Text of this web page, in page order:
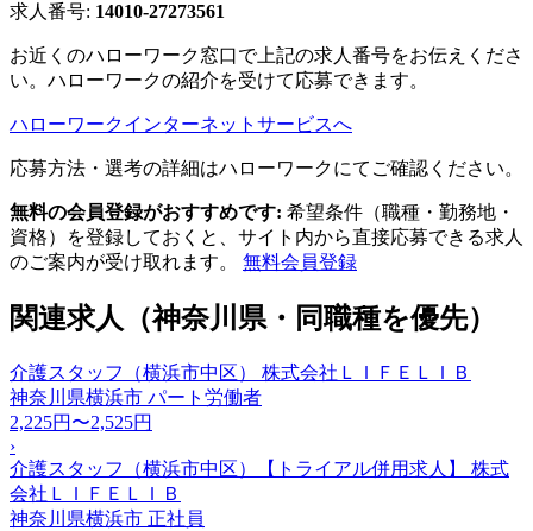
求人番号: 14010-27273561
お近くのハローワーク窓口で上記の求人番号をお伝えくださ
い。ハローワークの紹介を受けて応募できます。
ハローワークインターネットサービスへ
応募方法・選考の詳細はハローワークにてご確認ください。
無料の会員登録がおすすめです: 希望条件（職種・勤務地・
資格）を登録しておくと、サイト内から直接応募できる求人
のご案内が受け取れます。 無料会員登録
関連求人（神奈川県・同職種を優先）
介護スタッフ（横浜市中区） 株式会社ＬＩＦＥＬＩＢ
神奈川県横浜市 パート労働者
2,225円〜2,525円
›
介護スタッフ（横浜市中区）【トライアル併用求人】 株式
会社ＬＩＦＥＬＩＢ
神奈川県横浜市 正社員